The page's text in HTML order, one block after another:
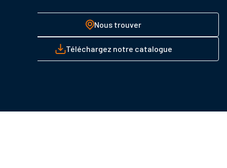
Nous trouver
Téléchargez notre catalogue